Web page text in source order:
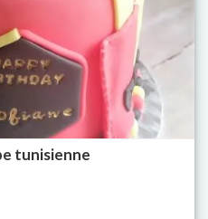
tunisienne